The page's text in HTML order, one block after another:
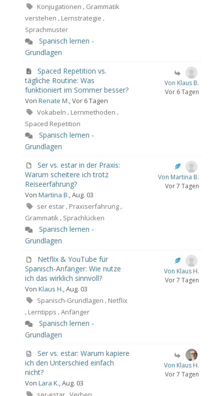
Konjugationen, Grammatik
verstehen , Lernstrategie ,
Sprachmuster
Spanisch lernen -
Grundlagen
Spaced Repetition vs.
tägliche Routine: Was
funktioniert im Sommer besser?
Von Renate M., Vor 6 Tagen
Vokabeln, Lernmethoden,
Spaced Repetition
Spanisch lernen -
Grundlagen
Von Klaus B.
Vor 6 Tagen
Ser vs. estar in der Praxis:
Warum scheitere ich trotz
Reiseerfahrung?
Von Martina B., Aug. 03
ser estar, Praxiserfahrung,
Grammatik , Sprachlücken
Spanisch lernen -
Grundlagen
Von Martina B.
Vor 7 Tagen
Netflix & YouTube für
Spanisch-Anfänger: Wie nutze
ich das wirklich sinnvoll?
Von Klaus H., Aug. 03
Spanisch-Grundlagen, Netflix
, Lerntipps , Anfänger
Spanisch lernen -
Grundlagen
Von Klaus H.
Vor 7 Tagen
Ser vs. estar: Warum kapiere
ich den Unterschied einfach
nicht?
Von Lara K., Aug. 03
Von Klaus H.
Vor 7 Tagen